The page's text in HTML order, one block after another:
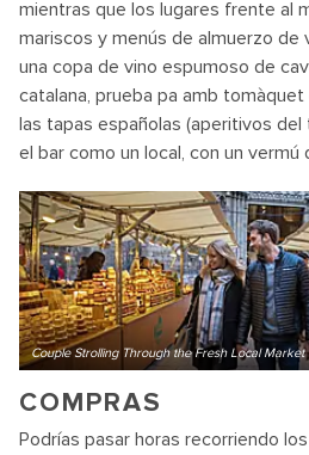
mientras que los lugares frente al
mariscos y menús de almuerzo de
una copa de vino espumoso de
catalana, prueba pa amb
las tapas españolas (aperitivos
el bar como un local, con un vermú
Couple Strolling Through the Fresh Local Market
COMPRAS
Podrías pasar horas recorriendo